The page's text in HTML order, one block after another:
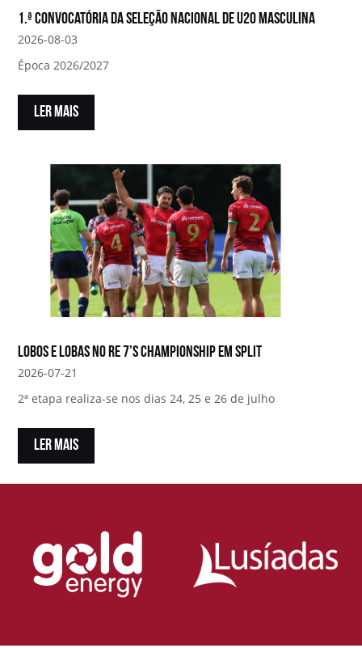
1.ª convocatória da Seleção Nacional de U20 Masculina
2026-08-03
Época 2026/2027
LER MAIS
Lobos e Lobas no RE 7’s Championship em Split
2026-07-21
2ª etapa realiza-se nos dias 24, 25 e 26 de julho
LER MAIS